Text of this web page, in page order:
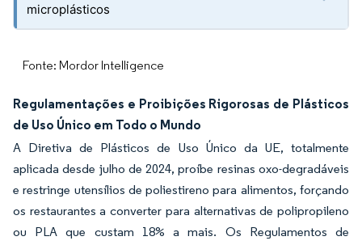
microplásticos
Fonte: Mordor Intelligence
Regulamentações e Proibições Rigorosas de Plásticos
de Uso Único em Todo o Mundo
A Diretiva de Plásticos de Uso Único da UE, totalmente
aplicada desde julho de 2024, proíbe resinas oxo-degradáveis
e restringe utensílios de poliestireno para alimentos, forçando
os restaurantes a converter para alternativas de polipropileno
ou PLA que custam 18% a mais. Os Regulamentos de